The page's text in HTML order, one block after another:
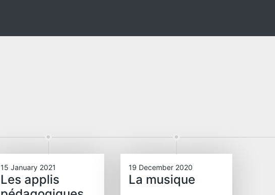
15 January 2021
Les applis
19 December 2020
La musique